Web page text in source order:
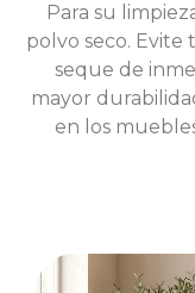
Para su
polvo seco. Evite
seque de
mayor
en los